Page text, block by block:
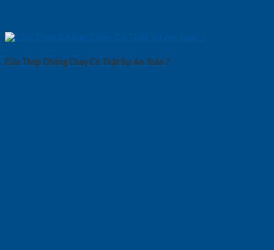
Cửa Thép Chống Cháy Có Thật Sự An Toàn ?